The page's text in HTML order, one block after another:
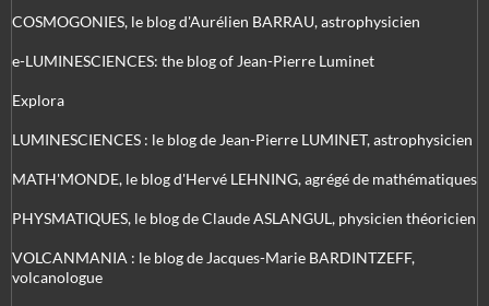
COSMOGONIES, le blog d'Aurélien BARRAU, astrophysicien
e-LUMINESCIENCES: the blog of Jean-Pierre Luminet
Explora
LUMINESCIENCES : le blog de Jean-Pierre LUMINET, astrophysicien
MATH'MONDE, le blog d'Hervé LEHNING, agrégé de mathématiques
PHYSMATIQUES, le blog de Claude ASLANGUL, physicien théoricien
VOLCANMANIA : le blog de Jacques-Marie BARDINTZEFF,
volcanologue